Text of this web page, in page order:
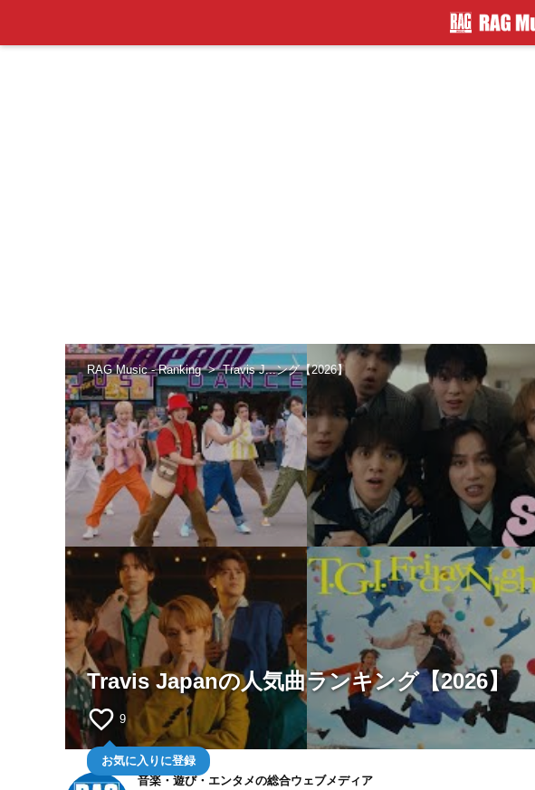
RAG Music - Ranking Travis J...ング【2026】
Travis Japanの人気曲ランキング【2026】
favorite_border 9
お気に入りに登録
音楽・遊び・エンタメの総合ウェブメディア